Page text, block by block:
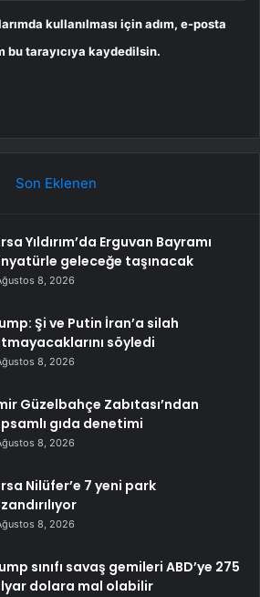
kullanılması için adım, e-posta
bu tarayıcıya kaydedilsin.
Son Eklenen
Yıldırım’da Erguvan Bayramı
geleceğe taşınacak
8, 2026
Şi ve Putin İran’a silah
söyledi
8, 2026
Güzelbahçe Zabıtası’ndan
gıda denetimi
8, 2026
Nilüfer’e 7 yeni park
8, 2026
sınıfı savaş gemileri ABD’ye 275
dolara mal olabilir